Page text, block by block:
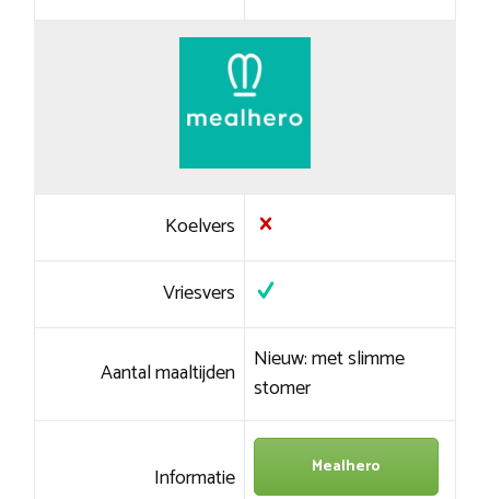
Koelvers
Vriesvers
Aantal maaltijden Nieuw: met slimme
stomer
Informatie Mealhero